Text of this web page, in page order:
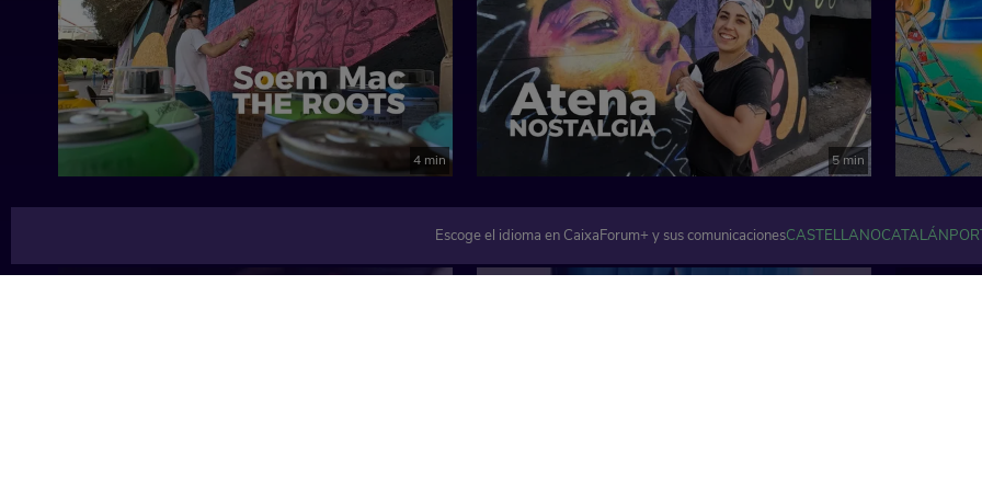
4 min 5 min
Escoge el idioma en CaixaForum+ y sus comunicacionesCASTELLANOCATALÁN